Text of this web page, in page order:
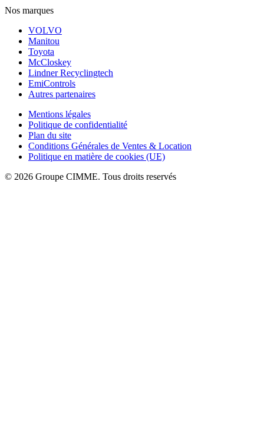
Nos marques
VOLVO
Manitou
Toyota
McCloskey
Lindner Recyclingtech
EmiControls
Autres partenaires
Mentions légales
Politique de confidentialité
Plan du site
Conditions Générales de Ventes & Location
Politique en matière de cookies (UE)
© 2026 Groupe CIMME. Tous droits reservés